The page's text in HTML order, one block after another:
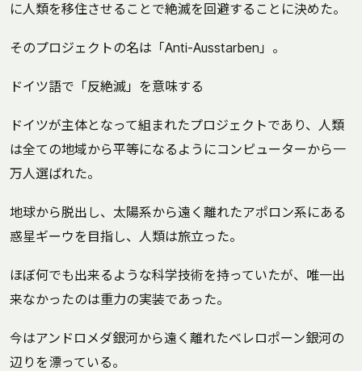
に人類を移住させることで絶滅を回避することに決めた。
そのプロジェクトの名は「Anti-Ausstarben」。
ドイツ語で「反絶滅」を意味する
ドイツが主体となって組まれたプロジェクトであり、人類
は全ての地域から平等になるようにコンピューターから一
万人選ばれた。
地球から脱出し、太陽系から遠く離れたアポロン系にある
惑星ギーウを目指し、人類は旅立った。
ほぼ何でも出来るような科学技術を持っていたが、唯一出
来なかったのは重力の実装であった。
今はアンドロメダ銀河から遠く離れたベレロポーン銀河の
辺りを漂っている。